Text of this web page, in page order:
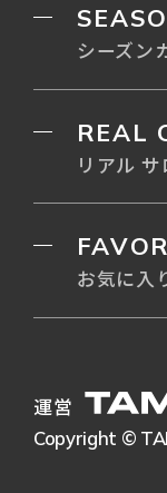
シーズン
REAL
リアル
お気に入
運営
Copyright ©